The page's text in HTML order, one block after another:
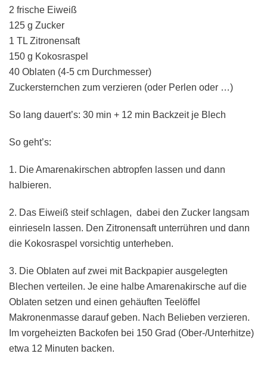
2 frische Eiweiß
125 g Zucker
1 TL Zitronensaft
150 g Kokosraspel
40 Oblaten (4-5 cm Durchmesser)
Zuckersternchen zum verzieren (oder Perlen oder …)
So lang dauert’s: 30 min + 12 min Backzeit je Blech
So geht’s:
1. Die Amarenakirschen abtropfen lassen und dann
halbieren.
2. Das Eiweiß steif schlagen, dabei den Zucker langsam
einrieseln lassen. Den Zitronensaft unterrühren und dann
die Kokosraspel vorsichtig unterheben.
3. Die Oblaten auf zwei mit Backpapier ausgelegten
Blechen verteilen. Je eine halbe Amarenakirsche auf die
Oblaten setzen und einen gehäuften Teelöffel
Makronenmasse darauf geben. Nach Belieben verzieren.
Im vorgeheizten Backofen bei 150 Grad (Ober-/Unterhitze)
etwa 12 Minuten backen.